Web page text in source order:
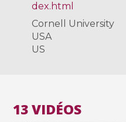
dex.html
Cornell University
USA
US
13 VIDÉOS